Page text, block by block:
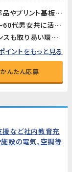
《職業紹介》就業先は、自動車用ライトの部品やプリント基板用端子などを製造している企業です。長期的に安定した就業が見込めます!
作業場は空調完備で快適な環境♪30代～60代男女共に活躍中!
残業はほぼありません。ワークライフバランスも取り易い環境です。
イントをもっと見る
かんたん応募
など社内教育充
設の電気、空調等